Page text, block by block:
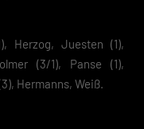
Herzog, Juesten (1),
(3/1), Panse (1),
Hermanns, Weiß.